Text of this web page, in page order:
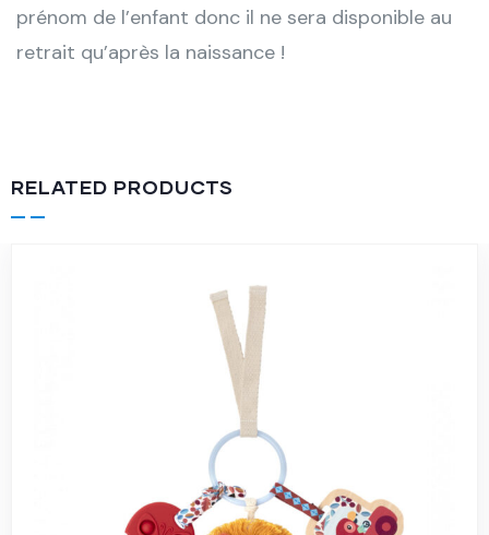
prénom de l’enfant donc il ne sera disponible au
retrait qu’après la naissance !
RELATED PRODUCTS